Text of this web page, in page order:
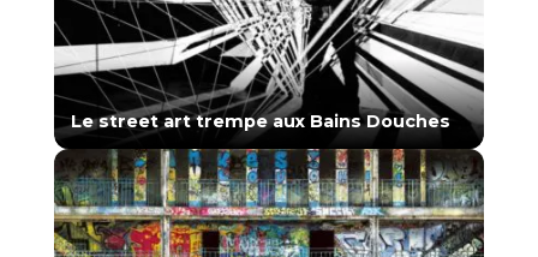
Le street art trempe aux Bains Douches